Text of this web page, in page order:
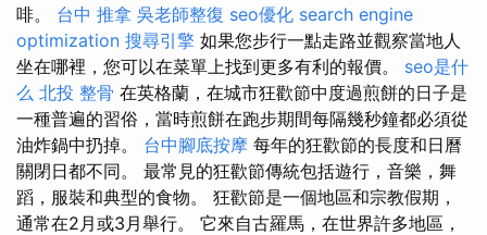
啡。 台中 推拿 吳老師整復 seo優化 search engine
optimization 搜尋引擎 如果您步行一點走路並觀察當地人
坐在哪裡，您可以在菜單上找到更多有利的報價。 seo是什
么 北投 整骨 在英格蘭，在城市狂歡節中度過煎餅的日子是
一種普遍的習俗，當時煎餅在跑步期間每隔幾秒鐘都必須從
油炸鍋中扔掉。 台中腳底按摩 每年的狂歡節的長度和日曆
關閉日都不同。 最常見的狂歡節傳統包括遊行，音樂，舞
蹈，服裝和典型的食物。 狂歡節是一個地區和宗教假期，
通常在2月或3月舉行。 它來自古羅馬，在世界許多地區，